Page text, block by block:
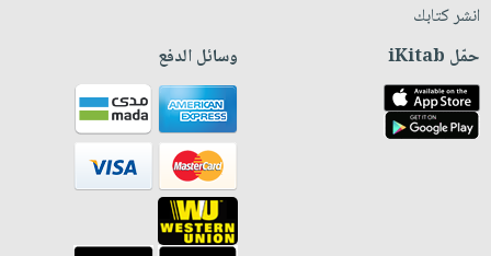
انشر كتابك
حمّل iKitab وسائل الدفع